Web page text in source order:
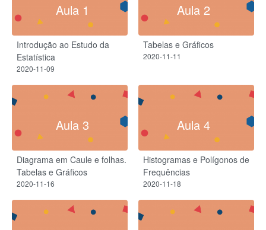
Aula 1
Introdução ao Estudo da
Estatística
2020-11-09
Aula 2
Tabelas e Gráficos
2020-11-11
Aula 3
Diagrama em Caule e folhas.
Tabelas e Gráficos
2020-11-16
Aula 4
Histogramas e Polígonos de
Frequências
2020-11-18